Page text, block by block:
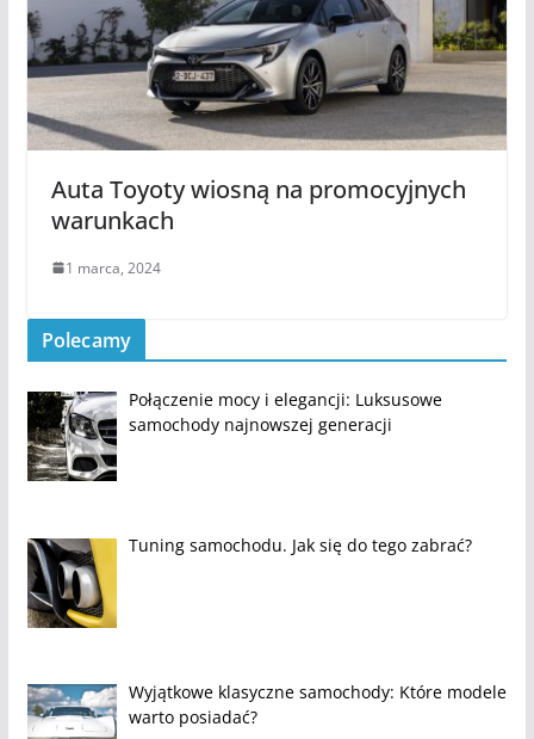
Auta Toyoty wiosną na promocyjnych
warunkach
1 marca, 2024
Polecamy
Połączenie mocy i elegancji: Luksusowe
samochody najnowszej generacji
Tuning samochodu. Jak się do tego zabrać?
Wyjątkowe klasyczne samochody: Które modele
warto posiadać?